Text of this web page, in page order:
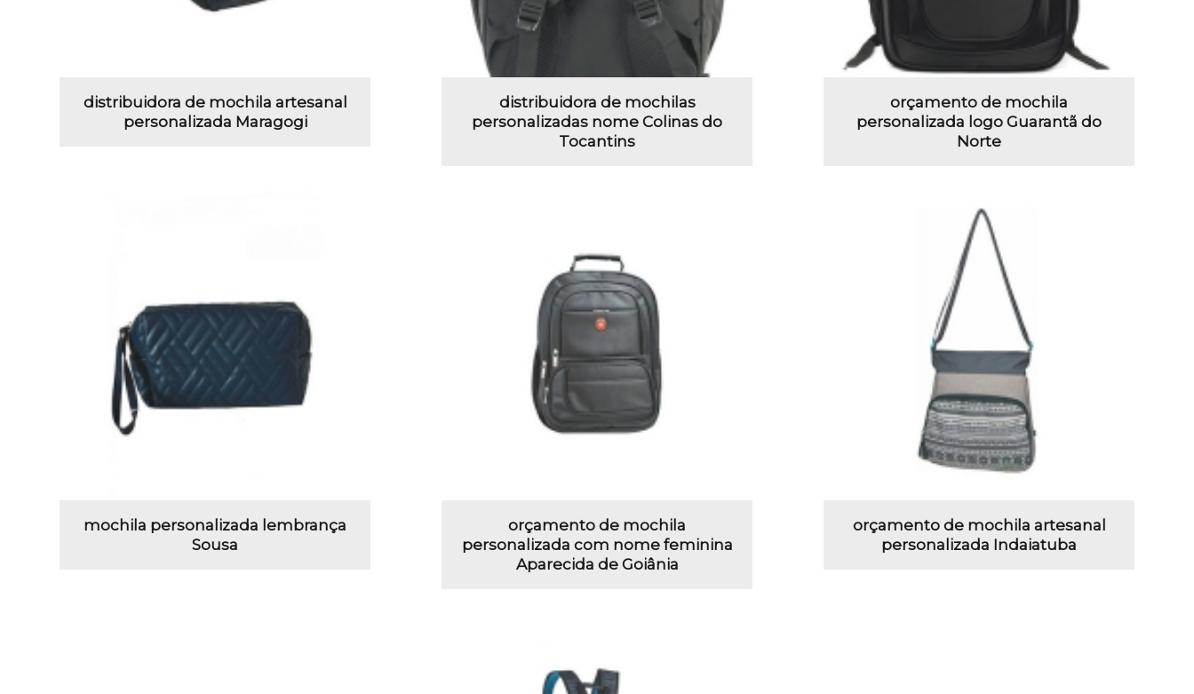
distribuidora de mochila artesanal
personalizada Maragogi
distribuidora de mochilas
personalizadas nome Colinas do
Tocantins
orçamento de mochila
personalizada logo Guarantã do
Norte
mochila personalizada lembrança
Sousa
orçamento de mochila
personalizada com nome feminina
Aparecida de Goiânia
orçamento de mochila artesanal
personalizada Indaiatuba